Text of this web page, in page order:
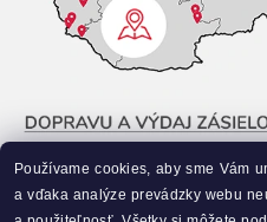
Používame cookies, aby sme Vám
a vďaka analýze prevádzky webu